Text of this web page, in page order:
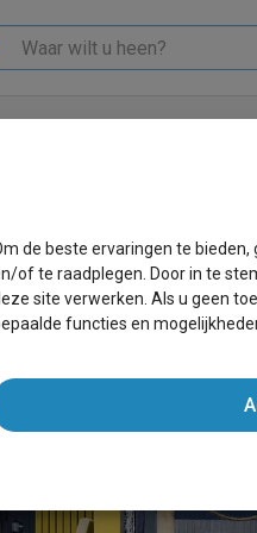
Callantsoog
de beste ervaringen te
of te raadplegen. Door in te
site verwerken. Als u geen
functies en